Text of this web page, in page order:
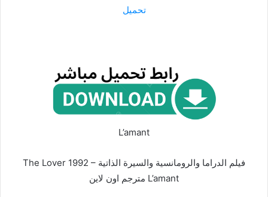
تحميل
L’amant
فيلم الدراما والرومانسية والسيرة الذاتية The Lover 1992 –
L’amant مترجم اون لاين